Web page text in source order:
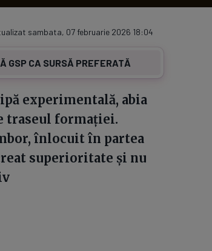
sambata, 07 februarie 2026 18:04
GSP CA SURSĂ PREFERATĂ
experimentală, abia
traseul formației.
înlocuit în partea
superioritate și nu